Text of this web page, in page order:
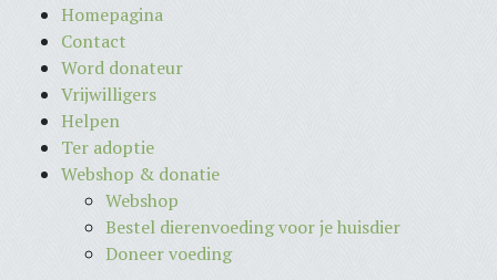
Homepagina
Contact
Word donateur
Vrijwilligers
Helpen
Ter adoptie
Webshop & donatie
Webshop
Bestel dierenvoeding voor je huisdier
Doneer voeding